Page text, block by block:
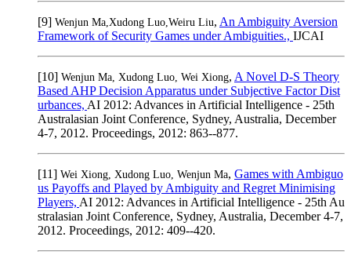
[9] Wenjun Ma,Xudong Luo,Weiru Liu, An Ambiguity Aversion
Framework of Security Games under Ambiguities., IJCAI
[10] Wenjun Ma, Xudong Luo, Wei Xiong, A Novel D-S Theory
Based AHP Decision Apparatus under Subjective Factor Dist
urbances, AI 2012: Advances in Artificial Intelligence - 25th
Australasian Joint Conference, Sydney, Australia, December
4-7, 2012. Proceedings, 2012: 863--877.
[11] Wei Xiong, Xudong Luo, Wenjun Ma, Games with Ambiguo
us Payoffs and Played by Ambiguity and Regret Minimising
Players, AI 2012: Advances in Artificial Intelligence - 25th Au
stralasian Joint Conference, Sydney, Australia, December 4-7,
2012. Proceedings, 2012: 409--420.